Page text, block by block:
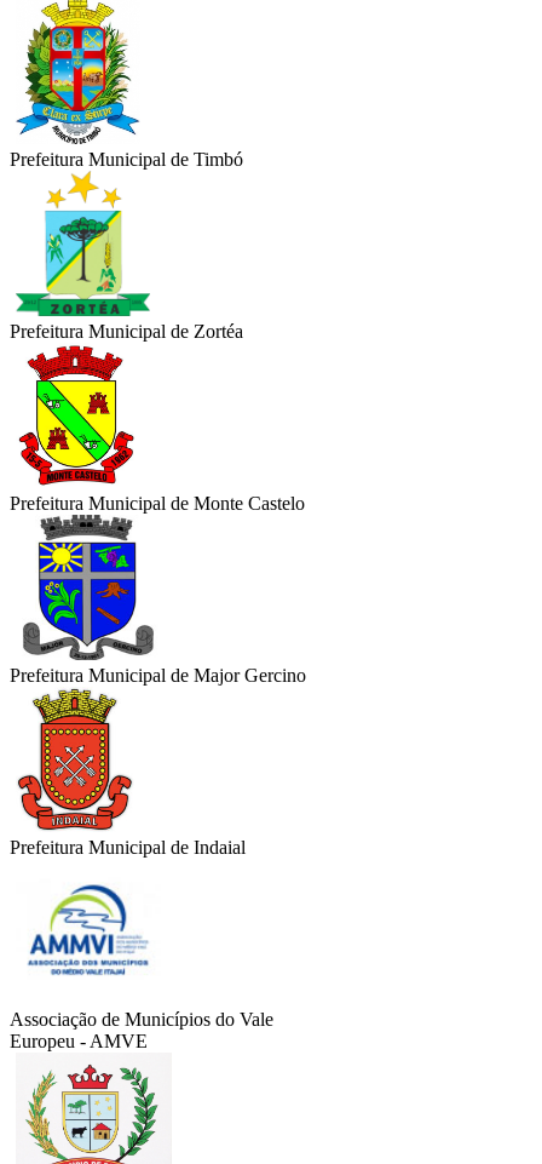
Prefeitura Municipal de Timbó
Prefeitura Municipal de Zortéa
Prefeitura Municipal de Monte Castelo
Prefeitura Municipal de Major Gercino
Prefeitura Municipal de Indaial
Associação de Municípios do Vale
Europeu - AMVE